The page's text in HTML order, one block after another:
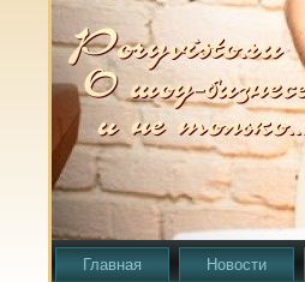
Главная Новости